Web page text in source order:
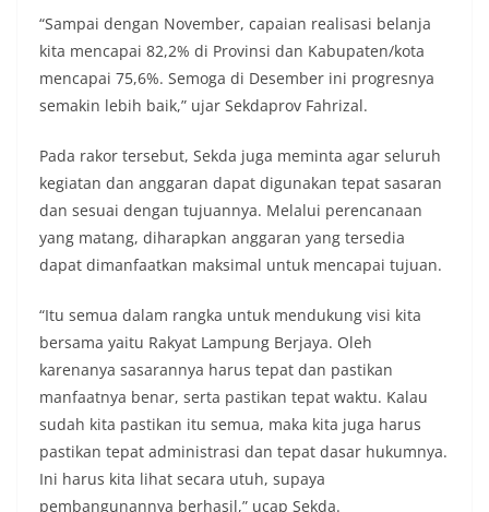
“Sampai dengan November, capaian realisasi belanja
kita mencapai 82,2% di Provinsi dan Kabupaten/kota
mencapai 75,6%. Semoga di Desember ini progresnya
semakin lebih baik,” ujar Sekdaprov Fahrizal.
Pada rakor tersebut, Sekda juga meminta agar seluruh
kegiatan dan anggaran dapat digunakan tepat sasaran
dan sesuai dengan tujuannya. Melalui perencanaan
yang matang, diharapkan anggaran yang tersedia
dapat dimanfaatkan maksimal untuk mencapai tujuan.
“Itu semua dalam rangka untuk mendukung visi kita
bersama yaitu Rakyat Lampung Berjaya. Oleh
karenanya sasarannya harus tepat dan pastikan
manfaatnya benar, serta pastikan tepat waktu. Kalau
sudah kita pastikan itu semua, maka kita juga harus
pastikan tepat administrasi dan tepat dasar hukumnya.
Ini harus kita lihat secara utuh, supaya
pembangunannya berhasil,” ucap Sekda.